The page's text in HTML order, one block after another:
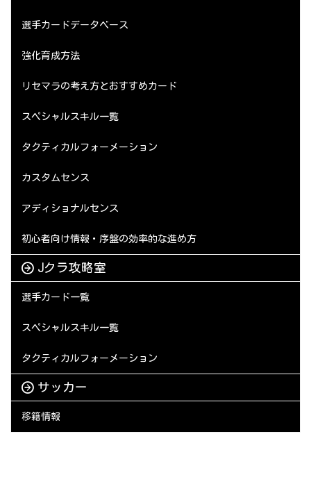
選手カードデータベース
強化育成方法
リセマラの考え方とおすすめカード
スペシャルスキル一覧
タクティカルフォーメーション
カスタムセンス
アディショナルセンス
初心者向け情報・序盤の効率的な進め方
Jクラ攻略室
選手カード一覧
スペシャルスキル一覧
タクティカルフォーメーション
サッカー
移籍情報